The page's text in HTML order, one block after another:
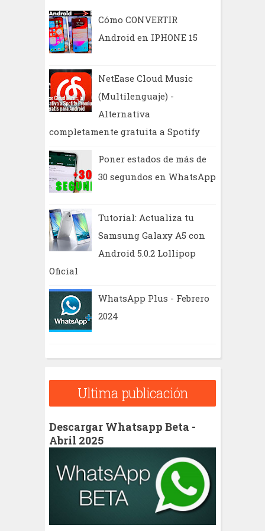
Cómo CONVERTIR
Android en IPHONE 15
NetEase Cloud Music
(Multilenguaje) -
Alternativa
completamente gratuita a Spotify
Poner estados de más de
30 segundos en WhatsApp
Tutorial: Actualiza tu
Samsung Galaxy A5 con
Android 5.0.2 Lollipop
Oficial
WhatsApp Plus - Febrero
2024
Ultima publicación
Descargar Whatsapp Beta -
Abril 2025